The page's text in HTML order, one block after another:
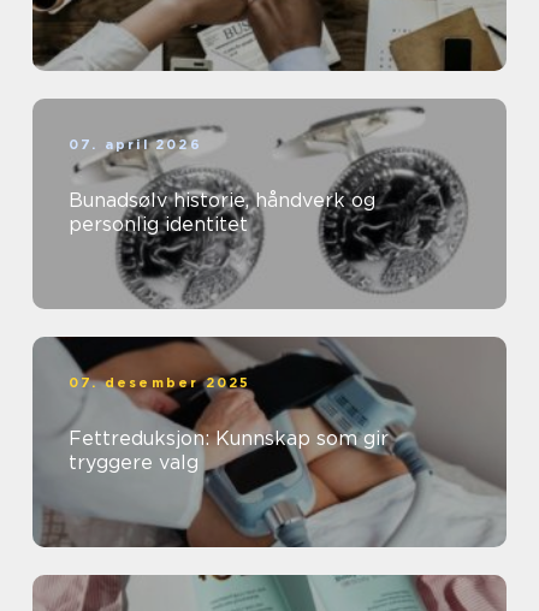
07. april 2026
Bunadsølv historie, håndverk og
personlig identitet
07. desember 2025
Fettreduksjon: Kunnskap som gir
tryggere valg